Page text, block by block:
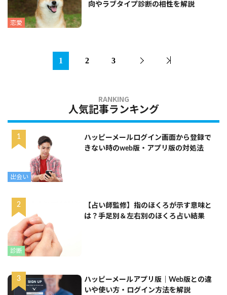
恋愛
向やラブタイプ診断の相性を解説
1 2 3
人気記事ランキング
出会い
ハッピーメールログイン画面から登録で
きない時のweb版・アプリ版の対処法
診断
【占い師監修】指のほくろが示す意味と
は？手足別＆左右別のほくろ占い結果
ハッピーメールアプリ版｜Web版との違
いや使い方・ログイン方法を解説